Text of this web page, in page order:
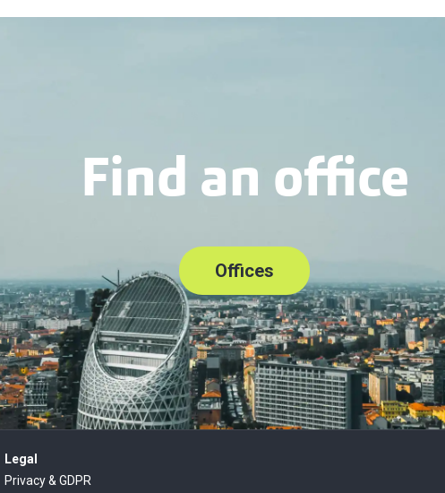
Find an office
Offices
Legal
Privacy & GDPR